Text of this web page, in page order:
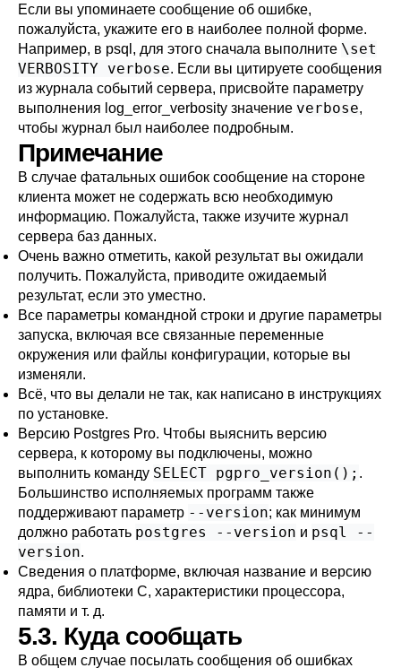
Если вы упоминаете сообщение об ошибке,
пожалуйста, укажите его в наиболее полной форме.
Например, в psql , для этого сначала выполните \set
VERBOSITY verbose. Если вы цитируете сообщения
из журнала событий сервера, присвойте параметру
выполнения log_error_verbosity значение verbose,
чтобы журнал был наиболее подробным.
Примечание
В случае фатальных ошибок сообщение на стороне
клиента может не содержать всю необходимую
информацию. Пожалуйста, также изучите журнал
сервера баз данных.
Очень важно отметить, какой результат вы ожидали
получить. Пожалуйста, приводите ожидаемый
результат, если это уместно.
Все параметры командной строки и другие параметры
запуска, включая все связанные переменные
окружения или файлы конфигурации, которые вы
изменяли.
Всё, что вы делали не так, как написано в инструкциях
по установке.
Версию Postgres Pro. Чтобы выяснить версию
сервера, к которому вы подключены, можно
выполнить команду SELECT pgpro_version(); .
Большинство исполняемых программ также
поддерживают параметр --version; как минимум
должно работать postgres --version и psql --
version.
Сведения о платформе, включая название и версию
ядра, библиотеки C, характеристики процессора,
памяти и т. д.
5.3. Куда сообщать
В общем случае посылать сообщения об ошибках